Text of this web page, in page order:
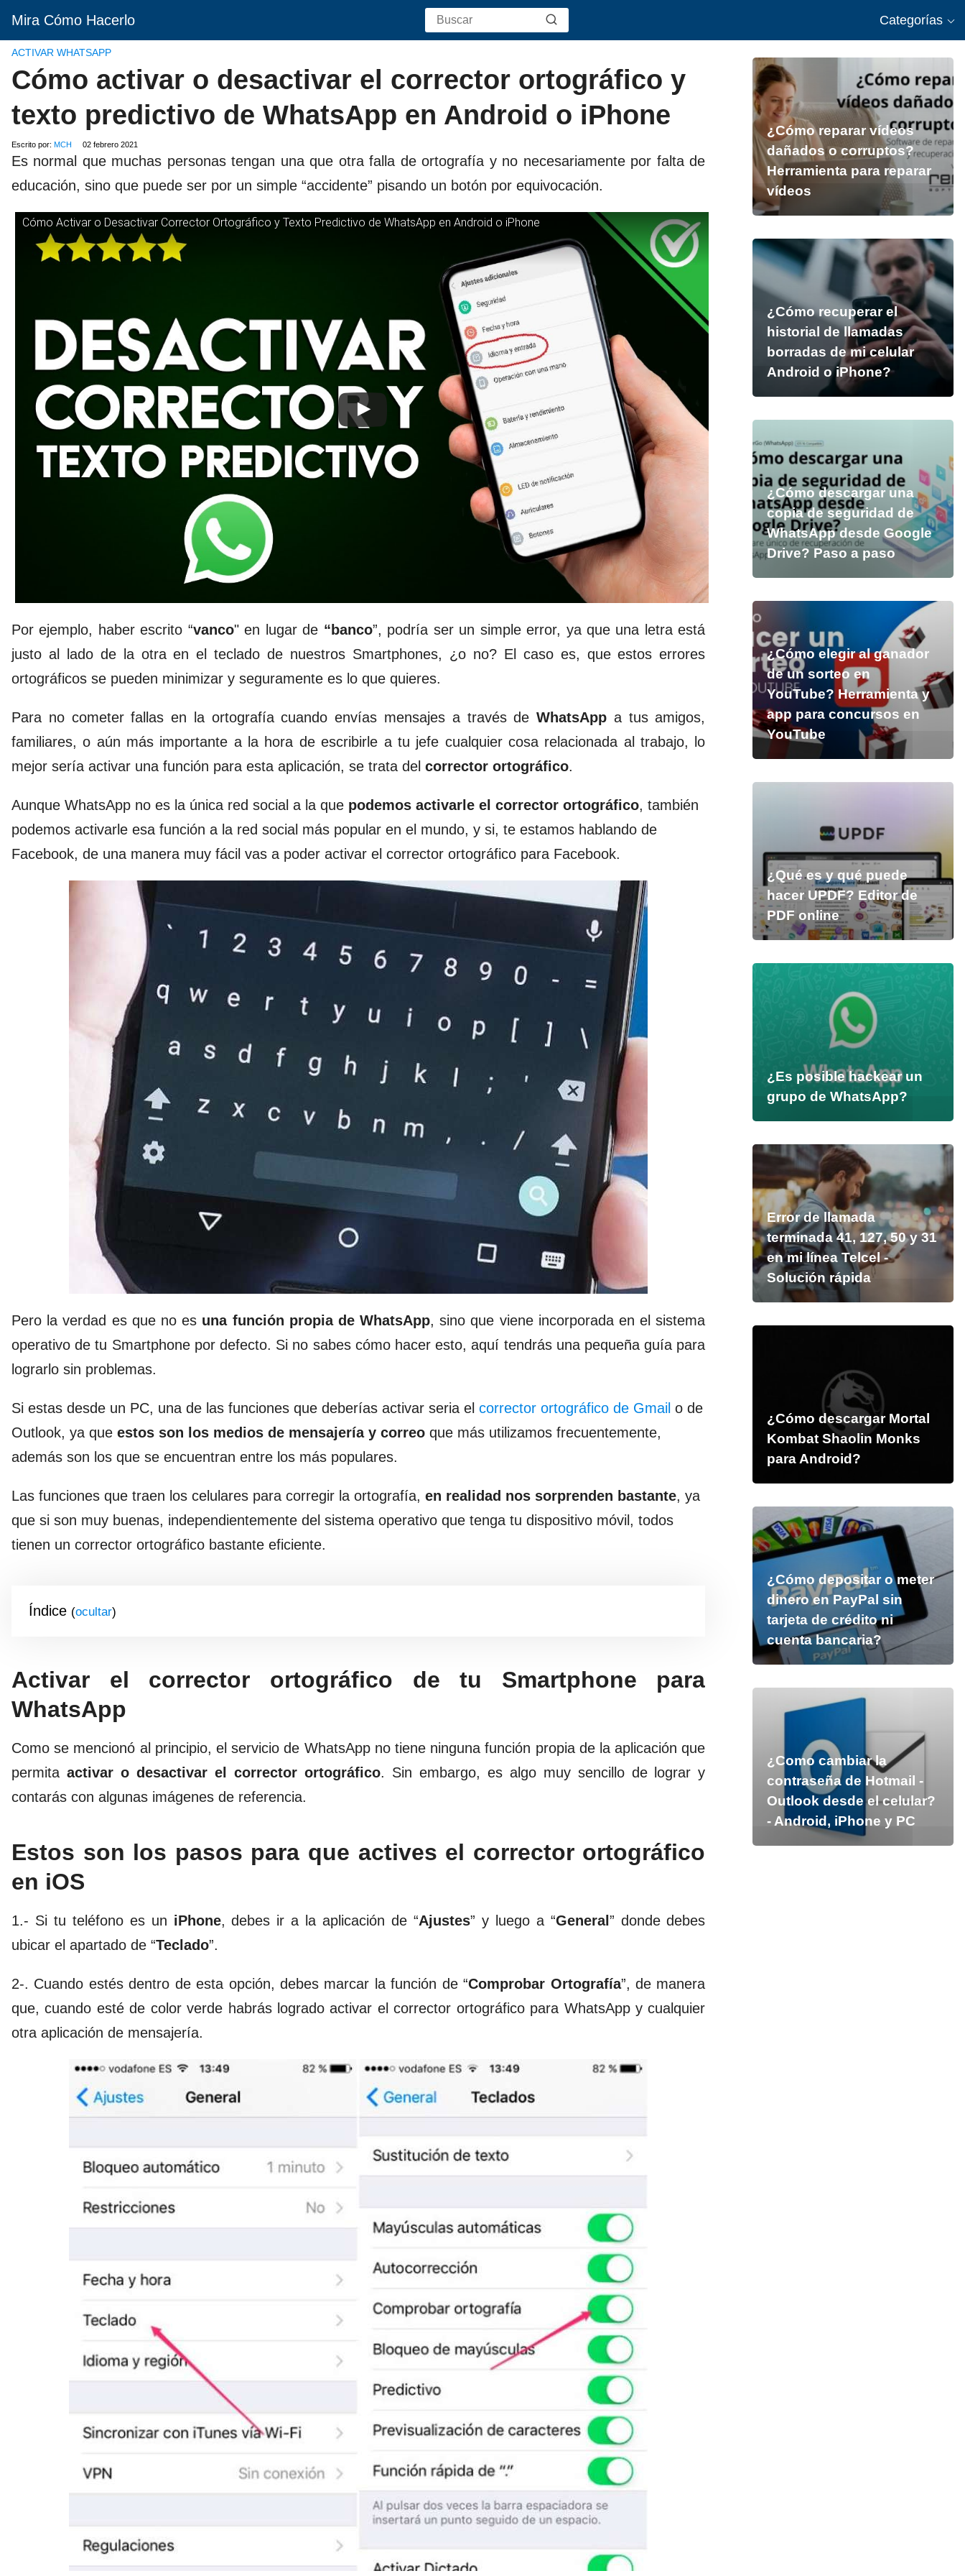
Mira Cómo Hacerlo Categorías
ACTIVAR WHATSAPP
Cómo activar o desactivar el corrector ortográfico y
texto predictivo de WhatsApp en Android o iPhone
Escrito por: MCH 02 febrero 2021
Es normal que muchas personas tengan una que otra falla de ortografía y no necesariamente por falta de
educación, sino que puede ser por un simple “accidente” pisando un botón por equivocación.
Cómo Activar o Desactivar Corrector Ortográfico y Texto Predictivo de WhatsApp en Android o iPhone
Por ejemplo, haber escrito “vanco" en lugar de “banco”, podría ser un simple error, ya que una letra está
justo al lado de la otra en el teclado de nuestros Smartphones, ¿o no? El caso es, que estos errores
ortográficos se pueden minimizar y seguramente es lo que quieres.
Para no cometer fallas en la ortografía cuando envías mensajes a través deWhatsApp a tus amigos,
familiares, o aún más importante a la hora de escribirle a tu jefe cualquier cosa relacionada al trabajo, lo
mejor sería activar una función para esta aplicación, se trata del corrector ortográfico.
Aunque WhatsApp no es la única red social a la que podemos activarle el corrector ortográfico, también
podemos activarle esa función a la red social más popular en el mundo, y si, te estamos hablando de
Facebook, de una manera muy fácil vas a poder activar el corrector ortográfico para Facebook.
Pero la verdad es que no es una función propia deWhatsApp, sino que viene incorporada en el sistema
operativo de tu Smartphone por defecto. Si no sabes cómo hacer esto, aquí tendrás una pequeña guía para
lograrlo sin problemas.
Si estas desde un PC, una de las funciones que deberías activar seria el corrector ortográfico de Gmail o de
Outlook, ya que estos son los medios de mensajería y correo que más utilizamos frecuentemente,
además son los que se encuentran entre los más populares.
Las funciones que traen los celulares para corregir la ortografía, en realidad nos sorprenden bastante, ya
que si son muy buenas, independientemente del sistema operativo que tenga tu dispositivo móvil, todos
tienen un corrector ortográfico bastante eficiente.
Índice ( )
Activar el corrector ortográfico de tu Smartphone para
WhatsApp
Como se mencionó al principio, el servicio de WhatsApp no tiene ninguna función propia de la aplicación que
permita activar o desactivar el corrector ortográfico. Sin embargo, es algo muy sencillo de lograr y
contarás con algunas imágenes de referencia.
Estos son los pasos para que actives el corrector ortográfico
en iOS
1.- Si tu teléfono es un iPhone, debes ir a la aplicación de “Ajustes” y luego a “General” donde debes
ubicar el apartado de “Teclado”.
2-. Cuando estés dentro de esta opción, debes marcar la función de “Comprobar Ortografía”, de manera
que, cuando esté de color verde habrás logrado activar el corrector ortográfico para WhatsApp y cualquier
otra aplicación de mensajería.
¿Cómo reparar vídeos
dañados o corruptos?
Herramienta para reparar
vídeos
¿Cómo recuperar el
historial de llamadas
borradas de mi celular
Android o iPhone?
¿Cómo descargar una
copia de seguridad de
WhatsApp desde Google
Drive? Paso a paso
¿Cómo elegir al ganador
de un sorteo en
YouTube? Herramienta y
app para concursos en
YouTube
¿Qué es y qué puede
hacer UPDF? Editor de
PDF online
¿Es posible hackear un
grupo de WhatsApp?
Error de llamada
terminada 41, 127, 50 y 31
en mi línea Telcel -
Solución rápida
¿Cómo descargar Mortal
Kombat Shaolin Monks
para Android?
¿Cómo depositar o meter
dinero en PayPal sin
tarjeta de crédito ni
cuenta bancaria?
¿Como cambiar la
contraseña de Hotmail -
Outlook desde el celular?
- Android, iPhone y PC